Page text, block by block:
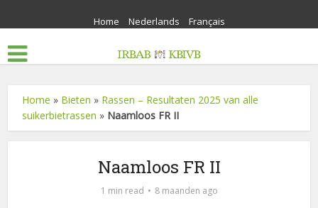
Home Nederlands Français
Home » Bieten » Rassen – Resultaten 2025 van alle
suikerbietrassen » Naamloos FR II
Naamloos FR II
1 min read 8 maanden ago